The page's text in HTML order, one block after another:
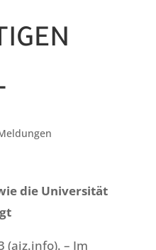
die Universität
(aiz.info). – Im